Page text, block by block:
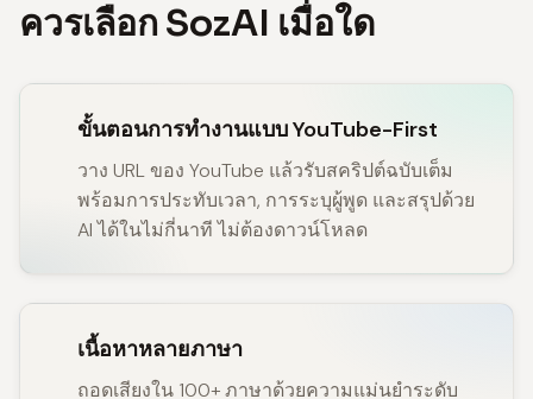
ควรเลือก SozAI เมื่อใด
ขั้นตอนการทำงานแบบ YouTube-First
วาง URL ของ YouTube แล้วรับสคริปต์ฉบับเต็ม
พร้อมการประทับเวลา, การระบุผู้พูด และสรุปด้วย
AI ได้ในไม่กี่นาที ไม่ต้องดาวน์โหลด
เนื้อหาหลายภาษา
ถอดเสียงใน 100+ ภาษาด้วยความแม่นยำระดับ